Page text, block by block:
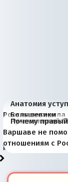
Анатомия
Россия
районы
моря
Большевики
отличаются от
тем, что они -
победители
Киевская
Запада
«переобувании»
В России
перемены: 15
суверенной
Европы
Россия
сбрасывать
Анкориджа
Россия зимой
года: первые
внутренней
Русская нация
сегодня
Почему
Варшаве не
отношениям с